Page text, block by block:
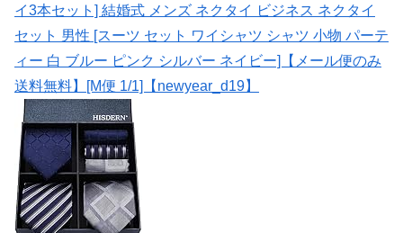
イ3本セット] 結婚式 メンズ ネクタイ ビジネス ネクタイ
セット 男性 [スーツ セット ワイシャツ シャツ 小物 パーテ
ィー 白 ブルー ピンク シルバー ネイビー]【メール便のみ
送料無料】[M便 1/1]【newyear_d19】